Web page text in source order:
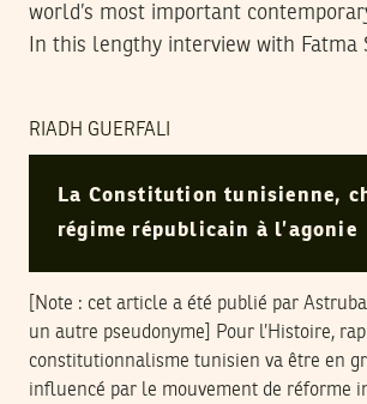
world’s most important
In this lengthy interview with Fatma
RIADH GUERFALI
La Constitution tunisienne,
régime républicain à l’agonie
[Note : cet article a été publié par
un autre pseudonyme] Pour l’Histoire,
constitutionnalisme tunisien va être en
influencé par le mouvement de réforme